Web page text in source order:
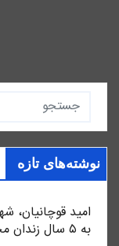
نوشته‌های تازه
امید قوچانیان،
به ۵ سال زندان محکوم شد